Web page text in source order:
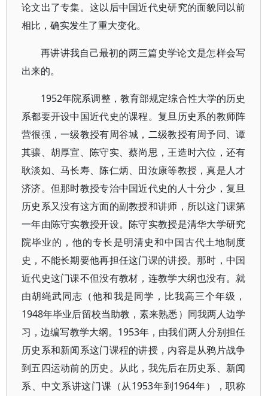
论文出了专集。这以后中国近代史研究的面貌同以前
相比，确实发生了重大变化。
再讲讲我自己最初的两三篇史学论文是怎样会写
出来的。
1952年院系调整，教育部规定综合性大学的历史
系都要开设中国近代史的课程。复旦历史系的教师阵
营很强，一级教授有周谷城，二级教授有周予同、谭
其骧、胡厚宣、陈守实、蔡尚思，王造时六位，还有
耿淡如、马长寿、陈仁炳、田汝康等教授，真是人才
济济。但那时教授专治中国近代史的人十分少，复旦
历史系又没有这方面的副教授和讲师，所以这门课第
一年由陈守实教授开设。陈守实教授是清华大学研究
院毕业的，他的专长是明清史和中国古代土地制度
史，不能长期要他再担任这门课的讲授。那时，中国
近代史这门课不但没有教材，连教学大纲也没有。就
由胡绳武同志（他和我是同学，比我高三个年级，
1948年毕业后留校当助教，素来熟悉）同我两人边学
习，边编写教学大纲。1953年，由我们两人分别担任
历史系和新闻系这门课程的讲授，内容是从鸦片战争
到五四运动前的历史。从此，我先后在历史系、新闻
系、中文系讲这门课（从1953年到1964年），职称